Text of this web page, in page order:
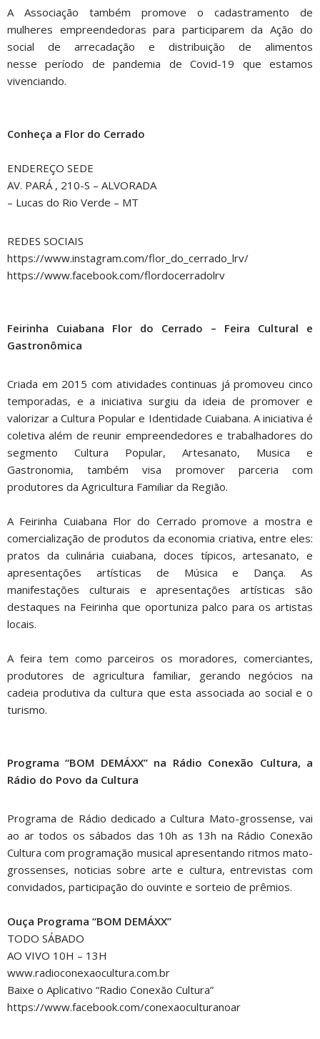
A Associação também promove o cadastramento de
mulheres empreendedoras para participarem da Ação do
social de arrecadação e distribuição de alimentos
nesse período de pandemia de Covid-19 que estamos
vivenciando.
Conheça a Flor do Cerrado
ENDEREÇO SEDE
AV. PARÁ , 210-S – ALVORADA
– Lucas do Rio Verde – MT
REDES SOCIAIS
https://www.instagram.com/flor_do_cerrado_lrv/
https://www.facebook.com/flordocerradolrv
Feirinha Cuiabana Flor do Cerrado – Feira Cultural e
Gastronômica
Criada em 2015 com atividades continuas já promoveu cinco
temporadas, e a iniciativa surgiu da ideia de promover e
valorizar a Cultura Popular e Identidade Cuiabana. A iniciativa é
coletiva além de reunir empreendedores e trabalhadores do
segmento Cultura Popular, Artesanato, Musica e
Gastronomia, também visa promover parceria com
produtores da Agricultura Familiar da Região.
A Feirinha Cuiabana Flor do Cerrado promove a mostra e
comercialização de produtos da economia criativa, entre eles:
pratos da culinária cuiabana, doces típicos, artesanato, e
apresentações artísticas de Música e Dança. As
manifestações culturais e apresentações artísticas são
destaques na Feirinha que oportuniza palco para os artistas
locais.
A feira tem como parceiros os moradores, comerciantes,
produtores de agricultura familiar, gerando negócios na
cadeia produtiva da cultura que esta associada ao social e o
turismo.
Programa “BOM DEMÁXX” na Rádio Conexão Cultura, a
Rádio do Povo da Cultura
Programa de Rádio dedicado a Cultura Mato-grossense, vai
ao ar todos os sábados das 10h as 13h na Rádio Conexão
Cultura com programação musical apresentando ritmos mato-
grossenses, noticias sobre arte e cultura, entrevistas com
convidados, participação do ouvinte e sorteio de prêmios.
Ouça Programa “BOM DEMÁXX”
TODO SÁBADO
AO VIVO 10H – 13H
www.radioconexaocultura.com.br
Baixe o Aplicativo “Radio Conexão Cultura”
https://www.facebook.com/conexaoculturanoar